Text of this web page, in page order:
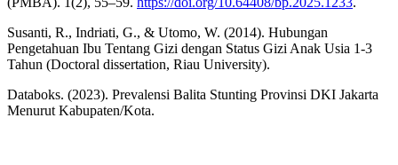
Susanti, R., Indriati, G., & Utomo, W. (2014). Hubungan
Pengetahuan Ibu Tentang Gizi dengan Status Gizi Anak Usia 1-3
Tahun (Doctoral dissertation, Riau University).
Databoks. (2023). Prevalensi Balita Stunting Provinsi DKI Jakarta
Menurut Kabupaten/Kota.